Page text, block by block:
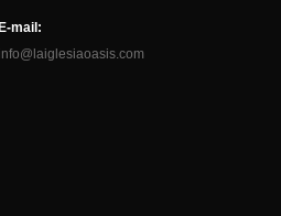
E-mail:
info@laiglesiaoasis.com